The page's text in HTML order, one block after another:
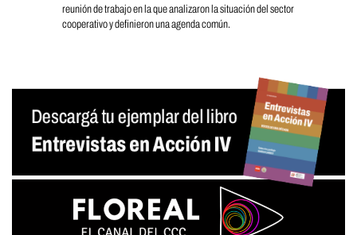
reunión de trabajo en la que analizaron la situación del sector
cooperativo y definieron una agenda común.